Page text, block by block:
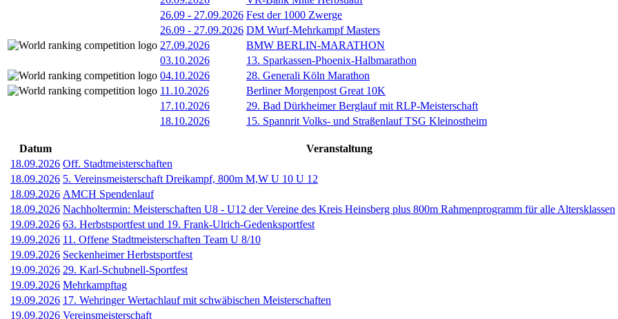
26.09 - 27.09.2026 Fest der 1000 Zwerge
26.09 - 27.09.2026 DM Wurf-Mehrkampf Masters
27.09.2026
BMW BERLIN-MARATHON
03.10.2026
13. Sparkassen-Phoenix-Halbmarathon
04.10.2026
28. Generali Köln Marathon
11.10.2026
Berliner Morgenpost Great 10K
17.10.2026
29. Bad Dürkheimer Berglauf mit RLP-Meisterschaft
18.10.2026
15. Spannrit Volks- und Straßenlauf TSG Kleinostheim
Datum Veranstaltung
18.09.2026 Off. Stadtmeisterschaften
18.09.2026 5. Vereinsmeisterschaft Dreikampf, 800m M,W U 10 U 12
18.09.2026 AMCH Spendenlauf
18.09.2026 Nachholtermin: Meisterschaften U8 - U12 der Vereine des Kreis Heinsberg plus 800m Rahmenprogramm für alle Altersklassen
19.09.2026 63. Herbstsportfest und 19. Frank-Ulrich-Gedenksportfest
19.09.2026 11. Offene Stadtmeisterschaften Team U 8/10
19.09.2026 Seckenheimer Herbstsportfest
19.09.2026 29. Karl-Schubnell-Sportfest
19.09.2026 Mehrkampftag
19.09.2026 17. Wehringer Wertachlauf mit schwäbischen Meisterschaften
19.09.2026 Vereinsmeisterschaft